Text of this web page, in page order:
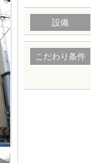
設備
こだわり条件